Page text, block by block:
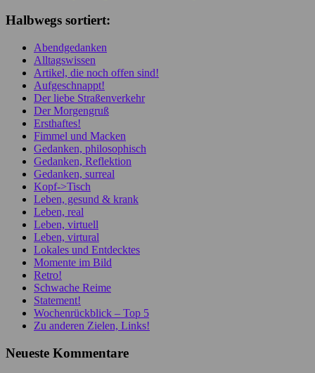
Halbwegs sortiert:
Abendgedanken
Alltagswissen
Artikel, die noch offen sind!
Aufgeschnappt!
Der liebe Straßenverkehr
Der Morgengruß
Ersthaftes!
Fimmel und Macken
Gedanken, philosophisch
Gedanken, Reflektion
Gedanken, surreal
Kopf->Tisch
Leben, gesund & krank
Leben, real
Leben, virtuell
Leben, virtural
Lokales und Entdecktes
Momente im Bild
Retro!
Schwache Reime
Statement!
Wochenrückblick – Top 5
Zu anderen Zielen, Links!
Neueste Kommentare